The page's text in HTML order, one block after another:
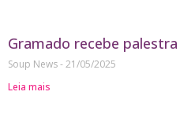
Gramado recebe
Soup News 21/05/2025
Leia mais